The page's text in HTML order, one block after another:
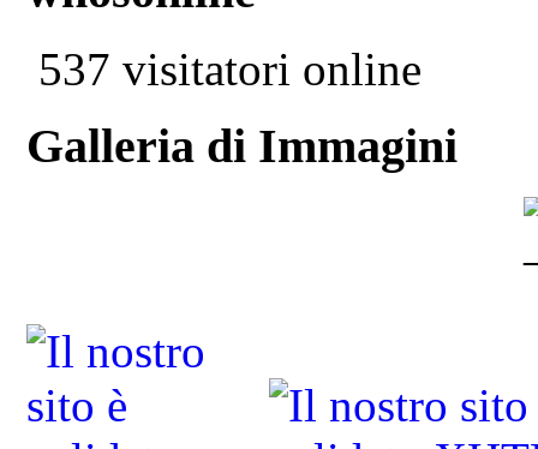
537 visitatori online
Galleria di Immagini